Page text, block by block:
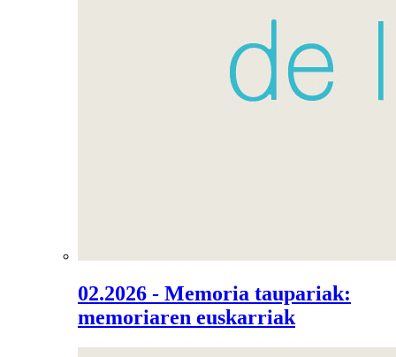
02.2026 - Memoria taupariak:
memoriaren euskarriak